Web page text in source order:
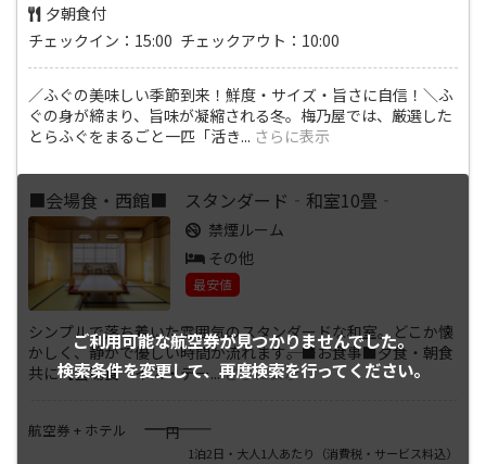
夕朝食付
チェックイン：15:00 チェックアウト：10:00
／ふぐの美味しい季節到来！鮮度・サイズ・旨さに自信！＼ふ
ぐの身が締まり、旨味が凝縮される冬。梅乃屋では、厳選した
とらふぐをまるごと一匹「活き... さらに表示
ご利用可能な航空券が見つかりませんでした。
検索条件を変更して、 再度検索を行ってください。
■会場食・西館■ スタンダード‐和室10畳‐
禁煙ルーム
その他
最安値
シンプルで落ち着いた雰囲気のスタンダードな和室。どこか懐
かしく、静かで優しい時間が流れます――。■お食事■夕食・朝食
共に【会場食‐イス・テー...さらに表示
航空券 + ホテル ――――円
1泊2日・大人1人あたり （消費税・サービス料込）